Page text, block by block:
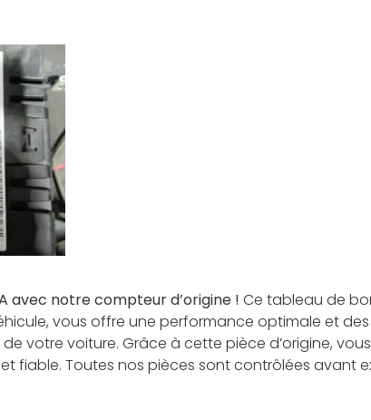
avec notre compteur d’origine ! Ce tableau de
vous offre une performance optimale et
votre voiture. Grâce à cette pièce d’origine,
fiable. Toutes nos pièces sont contrôlées avant